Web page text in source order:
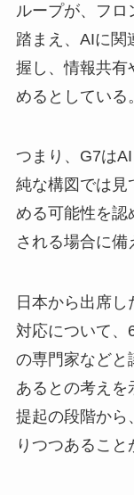
ループが、フロ
踏まえ、AIに関
握し、情報共有
めるとしている。
つまり、G7は
純な構図では見
める可能性を認
される場合に備
日本から出席
対応について、
の専門家などと
あるとの考えを
提起の段階から
りつつあること